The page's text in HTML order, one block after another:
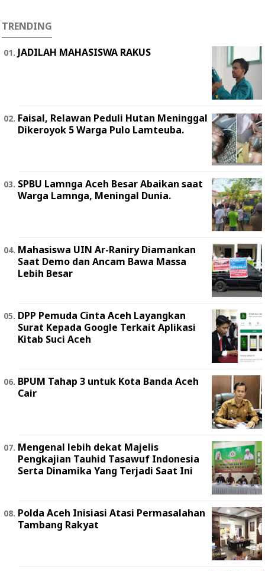
TRENDING
JADILAH MAHASISWA RAKUS
Faisal, Relawan Peduli Hutan Meninggal
Dikeroyok 5 Warga Pulo Lamteuba.
SPBU Lamnga Aceh Besar Abaikan saat
Warga Lamnga, Meningal Dunia.
Mahasiswa UIN Ar-Raniry Diamankan
Saat Demo dan Ancam Bawa Massa
Lebih Besar
DPP Pemuda Cinta Aceh Layangkan
Surat Kepada Google Terkait Aplikasi
Kitab Suci Aceh
BPUM Tahap 3 untuk Kota Banda Aceh
Cair
Mengenal lebih dekat Majelis
Pengkajian Tauhid Tasawuf Indonesia
Serta Dinamika Yang Terjadi Saat Ini
Polda Aceh Inisiasi Atasi Permasalahan
Tambang Rakyat